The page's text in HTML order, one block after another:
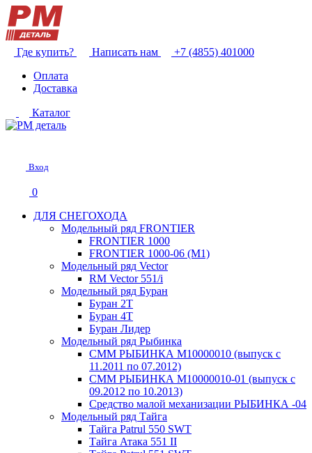
Где купить? Написать нам
+7 (4855) 401000
Оплата
Доставка
Каталог
Вход
0
ДЛЯ СНЕГОХОДА
Модельный ряд FRONTIER
FRONTIER 1000
FRONTIER 1000-06 (М1)
Модельный ряд Vector
RM Vector 551/i
Модельный ряд Буран
Буран 2Т
Буран 4Т
Буран Лидер
Модельный ряд Рыбинка
СММ РЫБИНКА M10000010 (выпуск с
11.2011 по 07.2012)
СММ РЫБИНКА M10000010-01 (выпуск с
09.2012 по 10.2013)
Средство малой механизации РЫБИНКА -04
Модельный ряд Тайга
Тайга Patrul 550 SWT
Тайга Атака 551 II